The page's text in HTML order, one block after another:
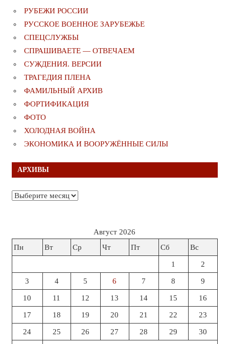
РУБЕЖИ РОССИИ
РУССКОЕ ВОЕННОЕ ЗАРУБЕЖЬЕ
СПЕЦСЛУЖБЫ
СПРАШИВАЕТЕ — ОТВЕЧАЕМ
СУЖДЕНИЯ. ВЕРСИИ
ТРАГЕДИЯ ПЛЕНА
ФАМИЛЬНЫЙ АРХИВ
ФОРТИФИКАЦИЯ
ФОТО
ХОЛОДНАЯ ВОЙНА
ЭКОНОМИКА И ВООРУЖЁННЫЕ СИЛЫ
АРХИВЫ
Архивы
Август 2026
Пн
Вт Ср Чт Пт Сб Вс
1 2
3 4 5 6 7 8 9
10 11 12 13 14 15 16
17 18 19 20 21 22 23
24 25 26 27 28 29 30